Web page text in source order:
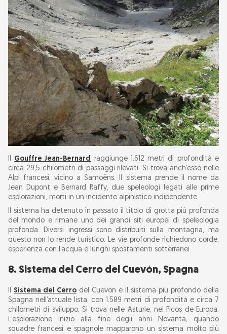
Gouffre Jean-Bernard
raggiunge 1.612 metri di profondità e
circa 29,5 chilometri di passaggi rilevati. Si trova anch’esso nelle
Alpi francesi, vicino a Samoëns. Il sistema prende il nome da
Jean Dupont e Bernard Raffy, due speleologi legati alle prime
esplorazioni, morti in un incidente alpinistico indipendente.
Il sistema ha detenuto in passato il titolo di grotta più profonda
del mondo e rimane uno dei grandi siti europei di speleologia
profonda. Diversi ingressi sono distribuiti sulla montagna, ma
questo non lo rende turistico. Le vie profonde richiedono corde,
esperienza con l’acqua e lunghi spostamenti sotterranei.
8. Sistema del Cerro del Cuevón, Spagna
Sistema del Cerrodel Cuevón è il sistema più profondo della
Spagna nell’attuale lista, con 1.589 metri di profondità e circa 7
chilometri di sviluppo. Si trova nelle Asturie, nei Picos de Europa.
L’esplorazione iniziò alla fine degli anni Novanta, quando
squadre francesi e spagnole mapparono un sistema molto più